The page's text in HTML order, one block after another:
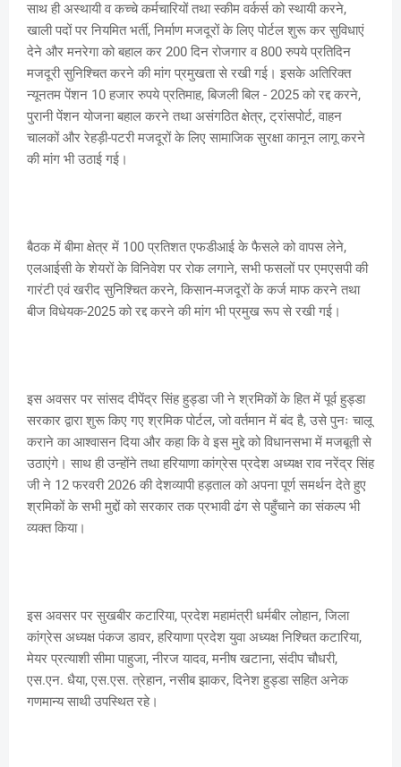
साथ ही अस्थायी व कच्चे कर्मचारियों तथा स्कीम वर्कर्स को स्थायी करने,
खाली पदों पर नियमित भर्ती, निर्माण मजदूरों के लिए पोर्टल शुरू कर सुविधाएं
देने और मनरेगा को बहाल कर 200 दिन रोजगार व 800 रुपये प्रतिदिन
मजदूरी सुनिश्चित करने की मांग प्रमुखता से रखी गई। इसके अतिरिक्त
न्यूनतम पेंशन 10 हजार रुपये प्रतिमाह, बिजली बिल - 2025 को रद्द करने,
पुरानी पेंशन योजना बहाल करने तथा असंगठित क्षेत्र, ट्रांसपोर्ट, वाहन
चालकों और रेहड़ी-पटरी मजदूरों के लिए सामाजिक सुरक्षा कानून लागू करने
की मांग भी उठाई गई।
बैठक में बीमा क्षेत्र में 100 प्रतिशत एफडीआई के फैसले को वापस लेने,
एलआईसी के शेयरों के विनिवेश पर रोक लगाने, सभी फसलों पर एमएसपी की
गारंटी एवं खरीद सुनिश्चित करने, किसान-मजदूरों के कर्ज माफ करने तथा
बीज विधेयक-2025 को रद्द करने की मांग भी प्रमुख रूप से रखी गई।
इस अवसर पर सांसद दीपेंद्र सिंह हुड्डा जी ने श्रमिकों के हित में पूर्व हुड्डा
सरकार द्वारा शुरू किए गए श्रमिक पोर्टल, जो वर्तमान में बंद है, उसे पुनः चालू
कराने का आश्वासन दिया और कहा कि वे इस मुद्दे को विधानसभा में मजबूती से
उठाएंगे। साथ ही उन्होंने तथा हरियाणा कांग्रेस प्रदेश अध्यक्ष राव नरेंद्र सिंह
जी ने 12 फरवरी 2026 की देशव्यापी हड़ताल को अपना पूर्ण समर्थन देते हुए
श्रमिकों के सभी मुद्दों को सरकार तक प्रभावी ढंग से पहुँचाने का संकल्प भी
व्यक्त किया।
इस अवसर पर सुखबीर कटारिया, प्रदेश महामंत्री धर्मबीर लोहान, जिला
कांग्रेस अध्यक्ष पंकज डावर, हरियाणा प्रदेश युवा अध्यक्ष निश्चित कटारिया,
मेयर प्रत्याशी सीमा पाहुजा, नीरज यादव, मनीष खटाना, संदीप चौधरी,
एस.एन. धैया, एस.एस. त्रेहान, नसीब झाकर, दिनेश हुड्डा सहित अनेक
गणमान्य साथी उपस्थित रहे।